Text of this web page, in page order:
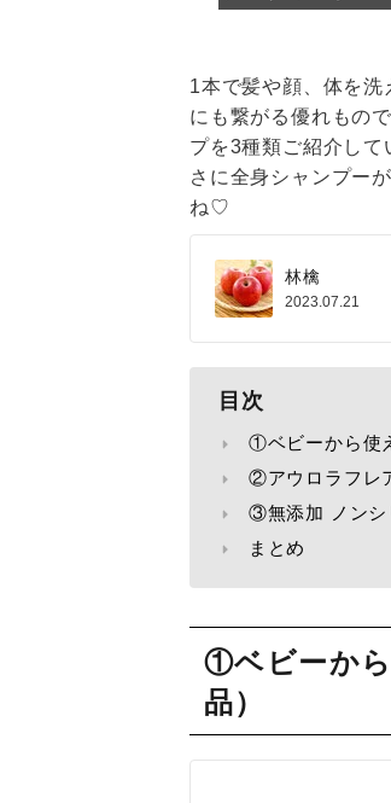
1本で髪や顔、体を
にも繋がる優れもの
プを3種類ご紹介して
さに全身シャンプー
ね♡
林檎
2023.07.21
目次
①ベビーから使
②アウロラフレ
③無添加 ノンシ
まとめ
①ベビーから
品）